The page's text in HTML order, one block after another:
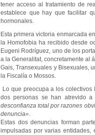
tener acceso al tratamiento de
establece que hay que facilitar
hormonales.
Esta primera victoria enmarcada
la Homofobia ha recibido desde
Eugeni Rodríguez, uno de los
a la Generalitat, concretamente al
Gais, Transexuales y Bisexuales,
la Fiscalía o Mossos.
Lo que preocupa a los
dos personas se han atrevido a
desconfianza total por razones
denuncia».
Estas dos denuncias forman
impulsadas por varias